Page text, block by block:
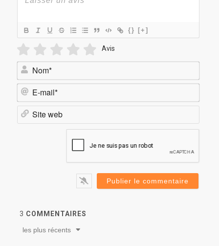
{} [+]
Avis
Nom*
E-
3 COMMENTAIRES
les plus récents